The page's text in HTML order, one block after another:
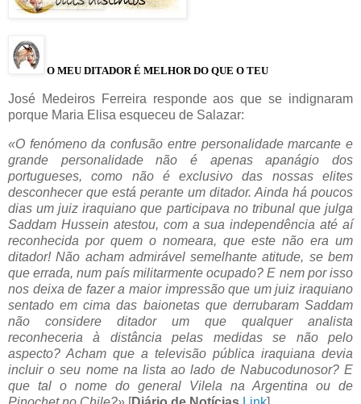
O MEU DITADOR É MELHOR DO QUE O TEU
José Medeiros Ferreira responde aos que se indignaram
porque Maria Elisa esqueceu de Salazar:
«O fenómeno da confusão entre personalidade marcante e
grande personalidade não é apenas apanágio dos
portugueses, como não é exclusivo das nossas elites
desconhecer que está perante um ditador. Ainda há poucos
dias um juiz iraquiano que participava no tribunal que julga
Saddam Hussein atestou, com a sua independência até aí
reconhecida por quem o nomeara, que este não era um
ditador! Não acham admirável semelhante atitude, se bem
que errada, num país militarmente ocupado? E nem por isso
nos deixa de fazer a maior impressão que um juiz iraquiano
sentado em cima das baionetas que derrubaram Saddam
não considere ditador um que qualquer analista
reconheceria à distância pelas medidas se não pelo
aspecto? Acham que a televisão pública iraquiana devia
incluir o seu nome na lista ao lado de Nabucodunosor? E
que tal o nome do general Vilela na Argentina ou de